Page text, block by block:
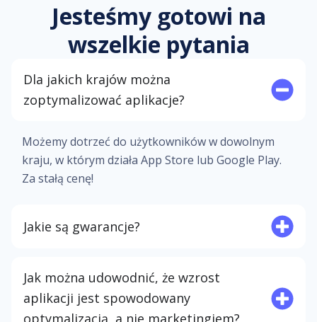
Jesteśmy gotowi na
wszelkie pytania
Dla jakich krajów można
zoptymalizować aplikacje?
Możemy dotrzeć do użytkowników w dowolnym
kraju, w którym działa App Store lub Google Play.
Za stałą cenę!
Jakie są gwarancje?
Jak można udowodnić, że wzrost
aplikacji jest spowodowany
optymalizacją, a nie marketingiem?